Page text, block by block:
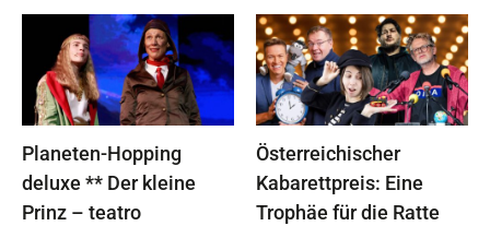
Planeten-Hopping
deluxe ** Der kleine
Prinz – teatro
Österreichischer
Kabarettpreis: Eine
Trophäe für die Ratte